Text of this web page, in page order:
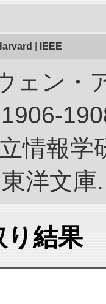
IEEE
ェン・
情報
洋文
り結果